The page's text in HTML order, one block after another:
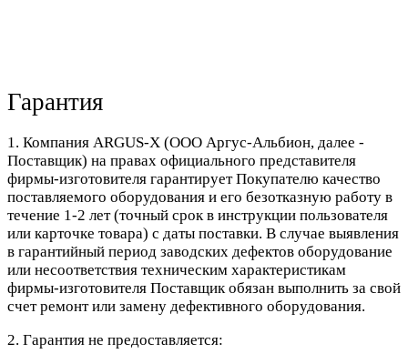
Гарантия
1. Компания ARGUS-X (ООО Аргус-Альбион, далее -
Поставщик) на правах официального представителя
фирмы-изготовителя гарантирует Покупателю качество
поставляемого оборудования и его безотказную работу в
течение 1-2 лет (точный срок в инструкции пользователя
или карточке товара) с даты поставки. В случае выявления
в гарантийный период заводских дефектов оборудование
или несоответствия техническим характеристикам
фирмы-изготовителя Поставщик обязан выполнить за свой
счет ремонт или замену дефективного оборудования.
2. Гарантия не предоставляется: